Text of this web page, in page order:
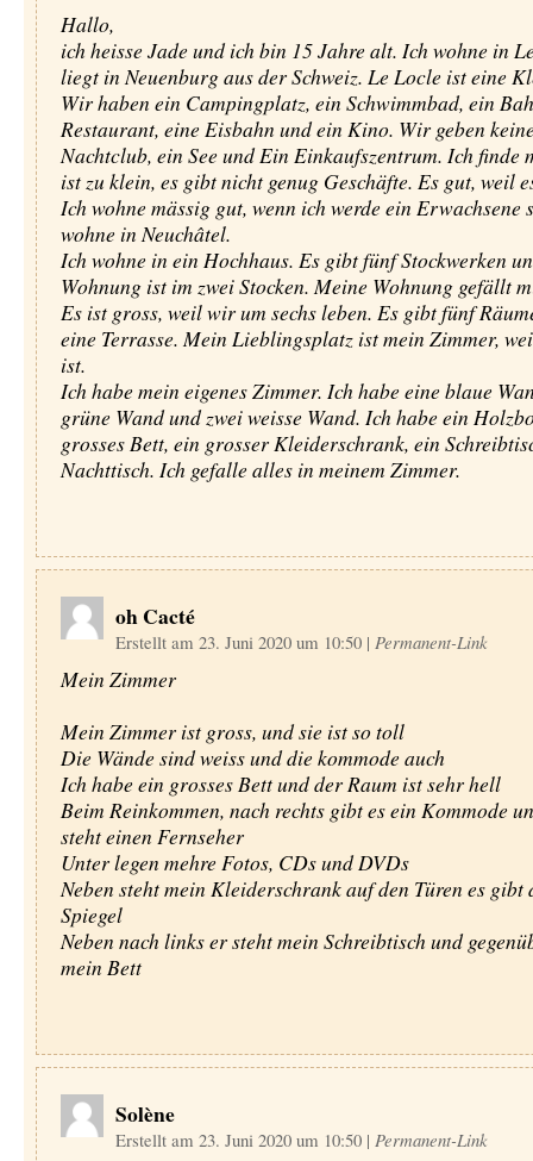
Hallo,
ich heisse Jade und ich bin 15 Jahre alt. Ich wohne in
liegt in Neuenburg aus der Schweiz. Le Locle ist eine
Wir haben ein Campingplatz, ein Schwimmbad, ein
Restaurant, eine Eisbahn und ein Kino. Wir geben
Nachtclub, ein See und Ein Einkaufszentrum. Ich finde
ist zu klein, es gibt nicht genug Geschäfte. Es gut, weil
Ich wohne mässig gut, wenn ich werde ein Erwachsene
wohne in Neuchâtel.
Ich wohne in ein Hochhaus. Es gibt fünf Stockwerken
Wohnung ist im zwei Stocken. Meine Wohnung gefällt
Es ist gross, weil wir um sechs leben. Es gibt fünf
eine Terrasse. Mein Lieblingsplatz ist mein Zimmer,
ist.
Ich habe mein eigenes Zimmer. Ich habe eine blaue
grüne Wand und zwei weisse Wand. Ich habe ein
grosses Bett, ein grosser Kleiderschrank, ein
Nachttisch. Ich gefalle alles in meinem Zimmer.
oh Cacté
Erstellt am 23. Juni 2020 um 10:50 | Permanent-Link
Mein Zimmer
Mein Zimmer ist gross, und sie ist so toll
Die Wände sind weiss und die kommode auch
Ich habe ein grosses Bett und der Raum ist sehr hell
Beim Reinkommen, nach rechts gibt es ein Kommode
steht einen Fernseher
Unter legen mehre Fotos, CDs und DVDs
Neben steht mein Kleiderschrank auf den Türen es gibt
Spiegel
Neben nach links er steht mein Schreibtisch und
mein Bett
Solène
Erstellt am 23. Juni 2020 um 10:50 | Permanent-Link